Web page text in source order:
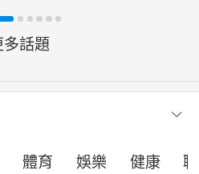
多話題
體育 娛樂 健康